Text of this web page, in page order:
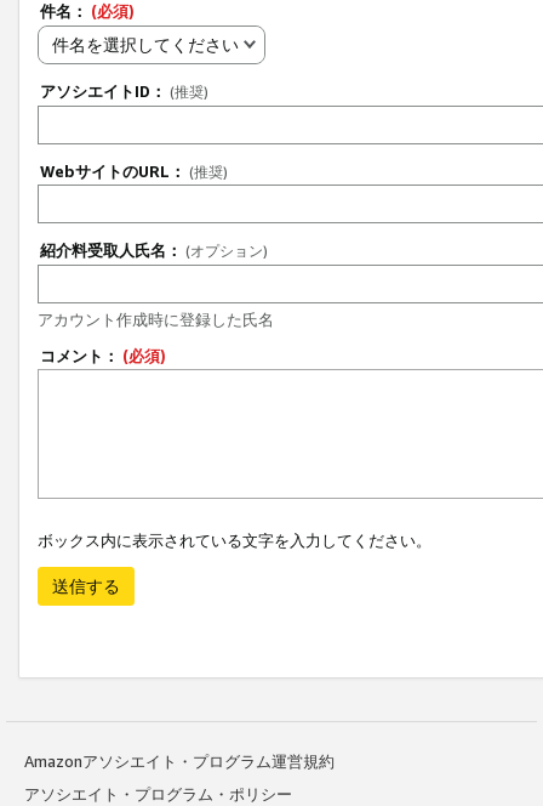
件名： (必須)
件名を選択してください
アソシエイトID： (推奨)
WebサイトのURL： (推奨)
紹介料受取人氏名： (オプション)
アカウント作成時に登録した氏名
コメント： (必須)
ボックス内に表示されている文字を入力してください。
送信する
Amazonアソシエイト・プログラム運営規約
アソシエイト・プログラム・ポリシー